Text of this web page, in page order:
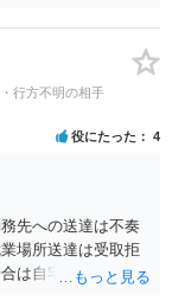
れば時間の浪費
し、支払督促及び
所になるため（特
あるからです。相
いと思います。 な
通常は認められま
行方不明の相手
役にたった 4
先への送達は不奏
場所送達は受取拒
は自宅の住所調査